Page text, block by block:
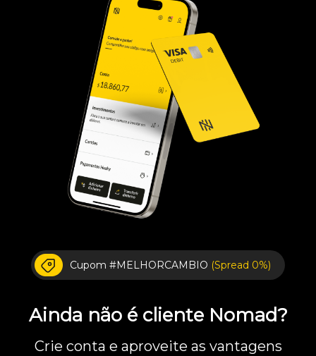
Cupom #MELHORCAMBIO (Spread 0%)
Ainda não é cliente Nomad?
Crie conta e aproveite as vantagens